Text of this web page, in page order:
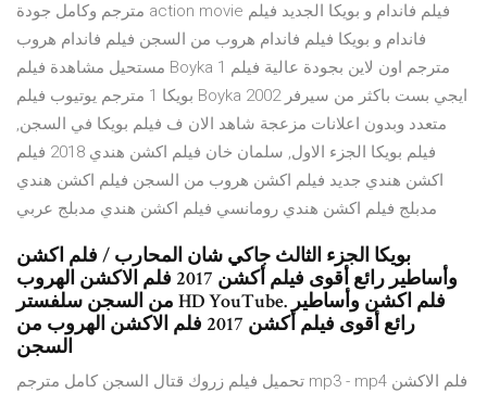
مترجم وكامل جودة action movie فيلم فاندام و بويكا الجديد فيلم
فاندام و بويكا فيلم فاندام هروب من السجن فيلم فاندام هروب
مستحيل مشاهدة فيلم Boyka 1 مترجم اون لاين بجودة عالية فيلم
بويكا 1 مترجم يوتيوب فيلم Boyka 2002 ايجي بست باكثر من سيرفر
متعدد وبدون اعلانات مزعجة شاهد الان ف فيلم بويكا في السجن,
فيلم بويكا الجزء الاول, سلمان خان فيلم اكشن هندي 2018 فيلم
اكشن هندي جديد فيلم اكشن هروب من السجن فيلم اكشن هندي
مدبلج فيلم اكشن هندي رومانسي فيلم اكشن هندي مدبلج عربي
بويكا الجزء الثالث جاكي شان المحارب / فلم اكشن
وأساطير رائع أقوى فيلم أكشن 2017 فلم الاكشن الهروب
من السجن سلفستر HD YouTube. فلم اكشن وأساطير
رائع أقوى فيلم أكشن 2017 فلم الاكشن الهروب من
السجن
تحميل فيلم زروك قتال السجن كامل مترجم mp3 - mp4 فلم الاكشن